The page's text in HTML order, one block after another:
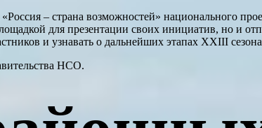
– страна возможностей» национального
для презентации своих инициатив, но и
и узнавать о дальнейших этапах XXIII
НСО.